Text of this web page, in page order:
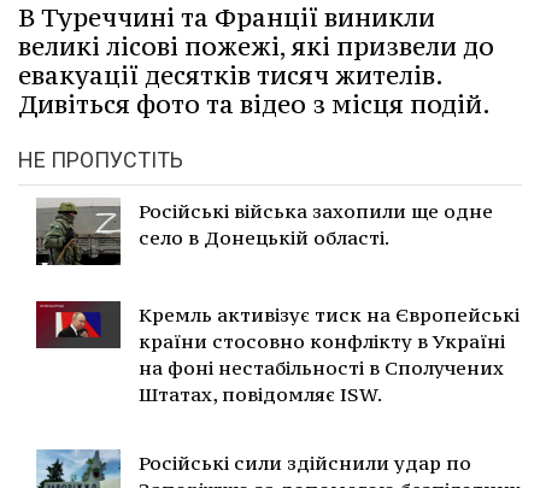
В Туреччині та Франції виникли
великі лісові пожежі, які призвели до
евакуації десятків тисяч жителів.
Дивіться фото та відео з місця подій.
НЕ ПРОПУСТІТЬ
Російські війська захопили ще одне
село в Донецькій області.
Кремль активізує тиск на Європейські
країни стосовно конфлікту в Україні
на фоні нестабільності в Сполучених
Штатах, повідомляє ISW.
Російські сили здійснили удар по